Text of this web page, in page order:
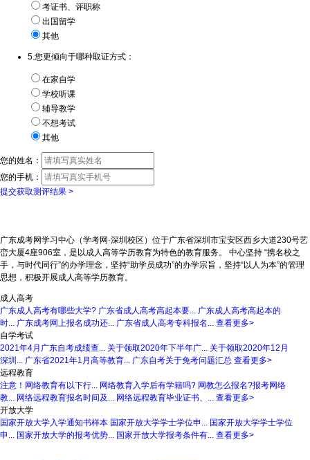
考证书、评职称
出国留学
其他
5.您更倾向于哪种取证方式：
在家自学
学校听课
辅导教学
不想考试
其他
您的姓名：
您的手机：
提交获取测评结果 >
广东成考网学习中心（学考网·深圳校区）位于广东省深圳市宝安区西乡大道230号艺
峦大厦4座906室，是以成人高等学历教育为特色的教育服务。 中心坚持 “携名校之
手，与时代同行”的办学理念，坚持“助学员成功”的办学宗旨，坚持“以人为本”的管理
思想，积极开展成人高等学历教育。
成人高考
广东成人高考有哪些大学? 广东省成人高考高起本要... 广东成人高考高起本的
时... 广东成考网上报名成功还... 广东省成人高考专科报名... 查看更多>
自学考试
2021年4月广东自考成绩查... 关于领取2020年下半年广... 关于领取2020年12月
深圳... 广东省2021年1月高等教育... 广东自考关于免考问题汇总 查看更多>
远程教育
注意！网络教育有以下行... 网络教育入学后有学籍吗? 网教怎么报名?报考网络
教... 网络远程教育报名时间及... 网络远程教育毕业证书、... 查看更多>
开放大学
国家开放大学入学通知书样本 国家开放大学学士学位申... 国家开放大学学士学位
申... 国家开放大学的报考优势... 国家开放大学报考条件有... 查看更多>